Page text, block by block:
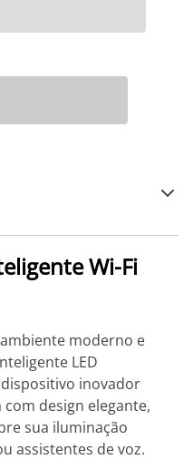
Wi-Fi
moderno e
LED
dispositivo inovador
design elegante,
sua iluminação
assistentes de voz.